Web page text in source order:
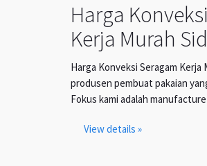
Harga
Kerja Murah
Harga Konveksi Seragam Kerja
produsen pembuat pakaian
Fokus kami adalah
View details »